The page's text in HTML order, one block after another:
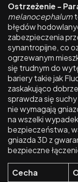
Ostrzeżenie -
melanocephalum
błędów
zabezpieczenia
synantropijne, co
ogrzewanym
się trudnym do
bariery takie jak
zaskakująco
sprawdza się
nie wymagają
na wszelki
bezpieczeństwa,
gniazda 3D z
bezpieczne
Cecha